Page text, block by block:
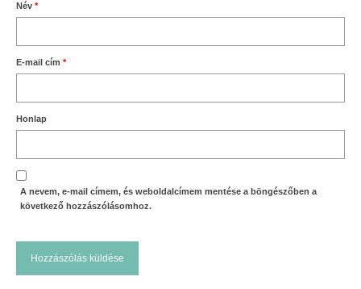
Név *
E-mail cím *
Honlap
A nevem, e-mail címem, és weboldalcímem mentése a böngészőben a
következő hozzászólásomhoz.